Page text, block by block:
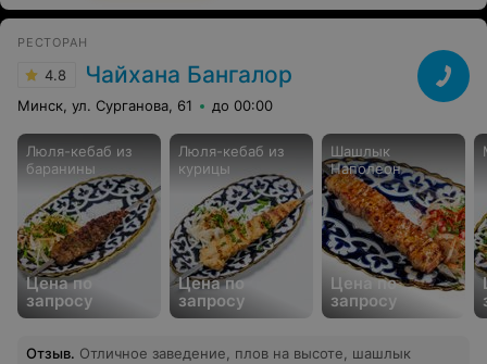
РЕСТОРАН
4.8 Чайхана Бангалор
Минск, ул. Сурганова, 61 до 00:00
Люля-кебаб из
баранины
Цена по
запросу
Люля-кебаб из
курицы
Цена по
запросу
Шашлык
Наполеон
Цена по
запросу
Отзыв. Отличное заведение, плов на высоте, шашлык